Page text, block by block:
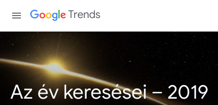
Trends
Az év keresései – 2019